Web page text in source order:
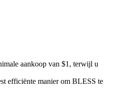
aankoop van $1, terwijl u
efficiënte manier om BLESS te